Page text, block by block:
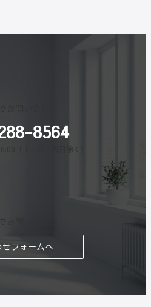
8564
（土・日・祝日除く）
フォームへ